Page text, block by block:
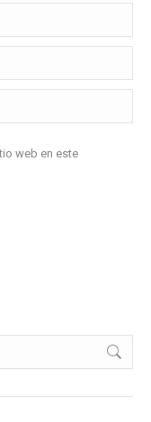
web en este